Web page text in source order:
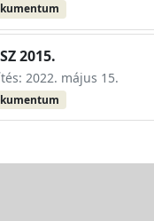
2015.
2022. május 15.